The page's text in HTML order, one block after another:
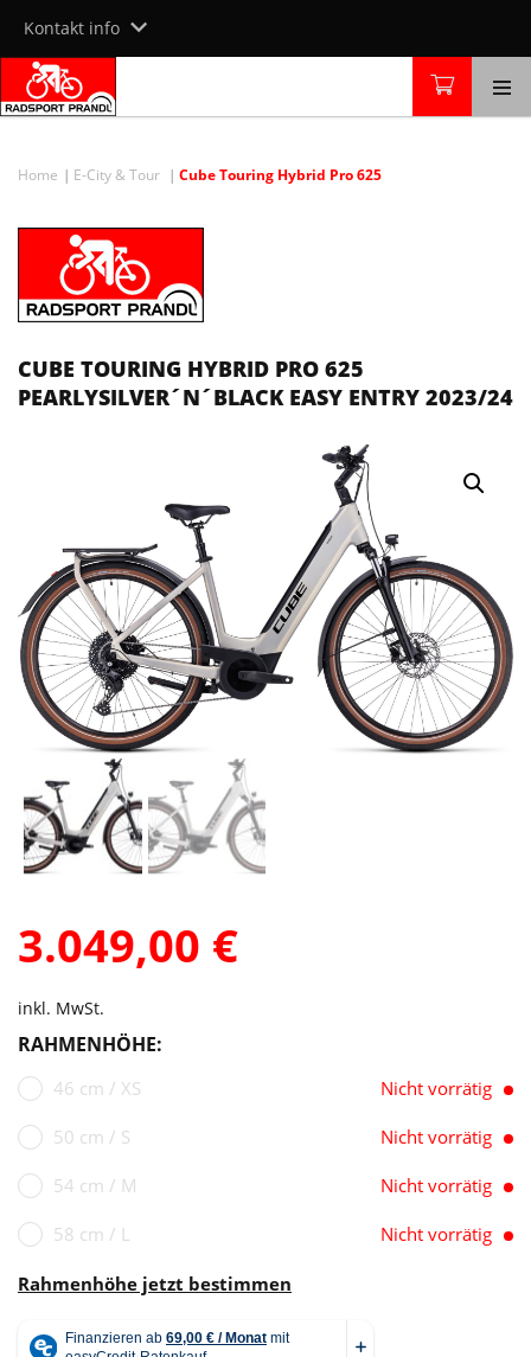
content
Kontakt info
Home E-City & Tour Cube Touring Hybrid Pro 625
CUBE TOURING HYBRID PRO 625
PEARLYSILVER´N´BLACK EASY ENTRY 2023/24
3.049,00 €
inkl. MwSt.
RAHMENHÖHE:
46 cm / XS Nicht vorrätig
50 cm / S Nicht vorrätig
54 cm / M Nicht vorrätig
58 cm / L Nicht vorrätig
Rahmenhöhe jetzt bestimmen